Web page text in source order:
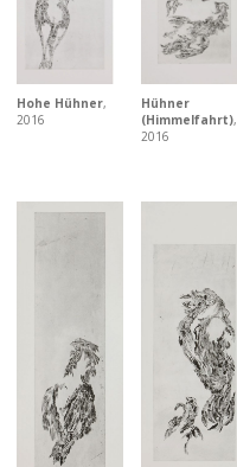
Hohe Hühner,
2016
Hühner
(Himmelfahrt),
2016